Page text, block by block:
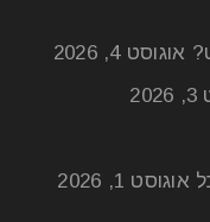
אוגוסט 4, 2026
אוגוסט 1, 2026